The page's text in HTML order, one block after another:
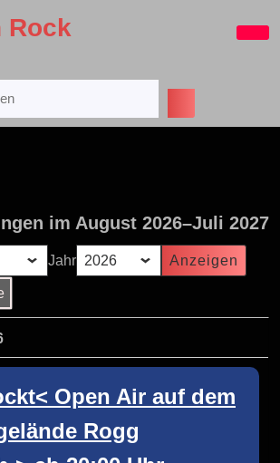
Rock
im August 2026–Juli 2027
Jahr
Open Air auf dem
Rogg